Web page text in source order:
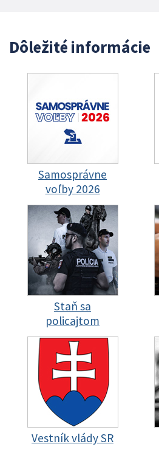
Dôležité informácie
Samosprávne
voľby 2026
Staň sa
policajtom
Vestník vlády SR